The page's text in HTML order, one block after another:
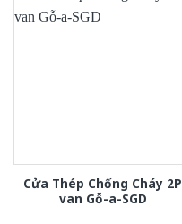
Cửa Thép Chống Cháy 2P
van Gỗ-a-SGD